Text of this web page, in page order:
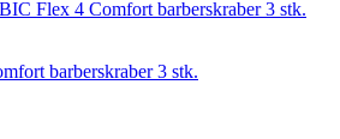
barberskraber 3 stk.